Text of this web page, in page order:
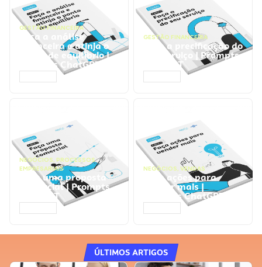
GESTÃO FINANCEIRA
Faça a análise
financeira e atinja o
ponto de equilíbrio |
Prompts ChatGPT
GESTÃO FINANCEIRA
Faça a precificação do
seu serviço | Prompts
ChatGPT
NEGÓCIOS, PROCESSOS
EMPRESARIAIS
Faça uma proposta
comercial | Prompts
ChatGPT
NEGÓCIOS, VENDAS
Faça ações para
vender mais |
Prompts ChatGPT
ÚLTIMOS ARTIGOS